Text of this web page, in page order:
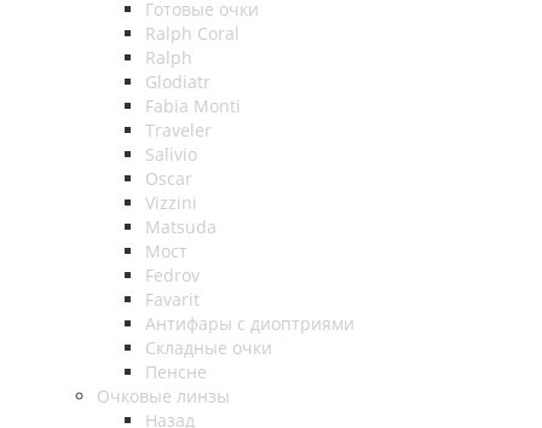
Готовые очки
Ralph Coral
Ralph
Glodiatr
Fabia Monti
Traveler
Salivio
Oscar
Vizzini
Matsuda
Мост
Fedrov
Favarit
Антифары с диоптриями
Складные очки
Пенсне
Очковые линзы
Назад